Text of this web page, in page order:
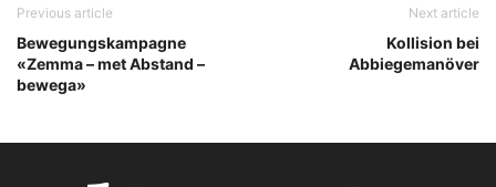
Previous article
Bewegungskampagne
«Zemma – met Abstand –
bewega»
Next article
Kollision bei
Abbiegemanöver